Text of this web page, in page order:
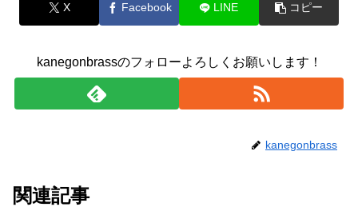
X Facebook LINE コピー
kanegonbrassのフォローよろしくお願いします！
kanegonbrass
関連記事